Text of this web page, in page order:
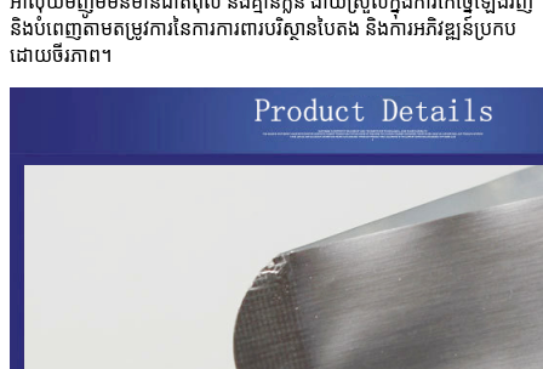
និងបំពេញតាមតម្រូវការនៃការការពារបរិស្ថានបៃតង និងការអភិវឌ្ឍន៍ប្រកប
ដោយចីរភាព។